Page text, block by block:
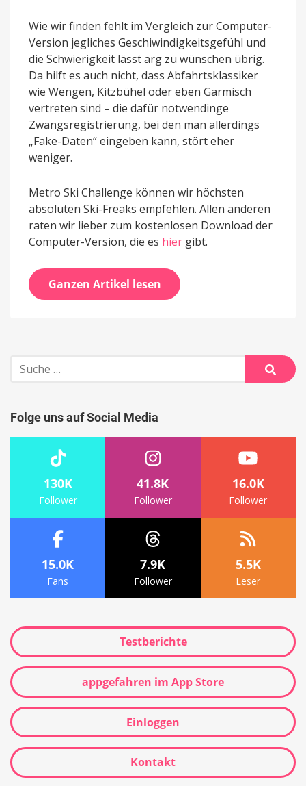
Wie wir finden fehlt im Vergleich zur Computer-
Version jegliches Geschiwindigkeitsgefühl und
die Schwierigkeit lässt arg zu wünschen übrig.
Da hilft es auch nicht, dass Abfahrtsklassiker
wie Wengen, Kitzbühel oder eben Garmisch
vertreten sind – die dafür notwendinge
Zwangsregistrierung, bei den man allerdings
„Fake-Daten“ eingeben kann, stört eher
weniger.
Metro Ski Challenge können wir höchsten
absoluten Ski-Freaks empfehlen. Allen anderen
raten wir lieber zum kostenlosen Download der
Computer-Version, die es hier gibt.
Ganzen Artikel lesen
Suche
nach:
Suche
Folge uns auf Social Media
130K
Follower
41.8K
Follower
16.0K
Follower
15.0K
Fans
7.9K
Follower
5.5K
Leser
Testberichte
appgefahren im App Store
Einloggen
Kontakt